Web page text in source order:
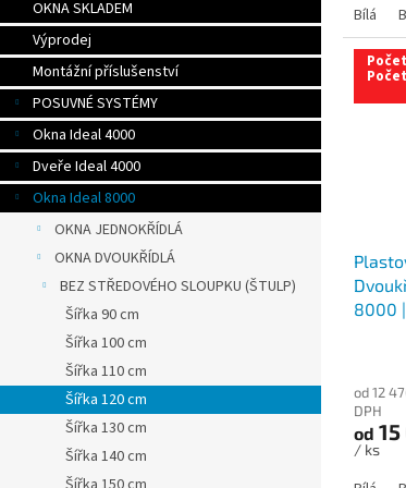
OKNA SKLADEM
Výprodej
Montážní příslušenství
POSUVNÉ SYSTÉMY
Okna Ideal 4000
Dveře Ideal 4000
Okna Ideal 8000
OKNA JEDNOKŘÍDLÁ
OKNA DVOUKŘÍDLÁ
BEZ STŘEDOVÉHO SLOUPKU (ŠTULP)
Šířka 90 cm
Šířka 100 cm
Šířka 110 cm
Šířka 120 cm
Šířka 130 cm
Šířka 140 cm
Bílá
8000
od 12
DPH
od
/ ks